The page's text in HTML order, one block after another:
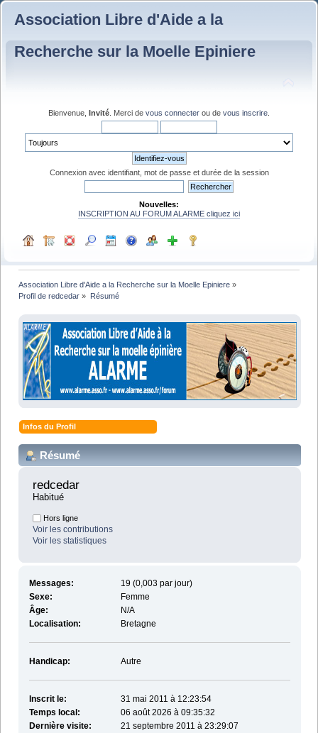
Association Libre d'Aide a la
Recherche sur la Moelle Epiniere
Bienvenue, Invité . Merci de vous connecter ou de vous inscrire
Connexion avec identifiant, mot de passe et durée de la session
Nouvelles:
INSCRIPTION AU FORUM ALARME cliquez ici
Association Libre d'Aide a la Recherche sur la Moelle Epiniere »
Profil de redcedar » Résumé
Infos du Profil
Résumé
redcedar
Habitué
Hors ligne
Voir les contributions
Voir les statistiques
Messages:
19 (0,003 par jour)
Sexe:
Femme
Âge:
N/A
Localisation:
Bretagne
Handicap: Autre
Inscrit le:
31 mai 2011 à 12:23:54
Temps local:
06 août 2026 à 09:35:32
Dernière visite:
21 septembre 2011 à 23:29:07